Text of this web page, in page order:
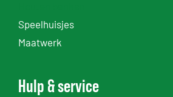
Speelhuisjes
Maatwerk
Hulp & service